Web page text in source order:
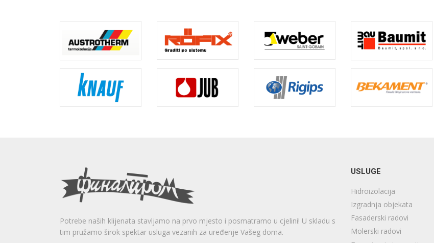
Potrebe naših klijenata stavljamo na prvo mjesto i posmatramo u cjelini! U skladu s
tim pružamo širok spektar usluga vezanih za uređenje Vašeg doma.
USLUGE
Hidroizolacija
Izgradnja objekata
Fasaderski radovi
Molerski radovi